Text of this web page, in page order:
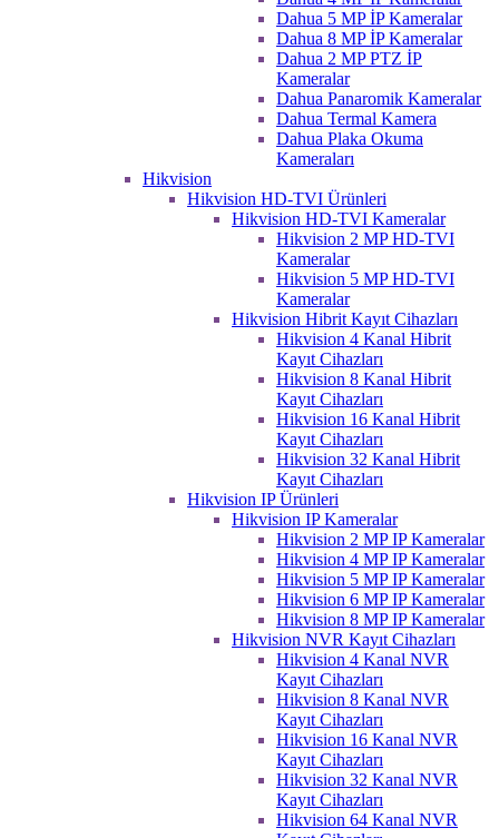
Dahua 5 MP İP Kameralar
Dahua 8 MP İP Kameralar
Dahua 2 MP PTZ İP
Kameralar
Dahua Panaromik Kameralar
Dahua Termal Kamera
Dahua Plaka Okuma
Kameraları
Hikvision
Hikvision HD-TVI Ürünleri
Hikvision HD-TVI Kameralar
Hikvision 2 MP HD-TVI
Kameralar
Hikvision 5 MP HD-TVI
Kameralar
Hikvision Hibrit Kayıt Cihazları
Hikvision 4 Kanal Hibrit
Kayıt Cihazları
Hikvision 8 Kanal Hibrit
Kayıt Cihazları
Hikvision 16 Kanal Hibrit
Kayıt Cihazları
Hikvision 32 Kanal Hibrit
Kayıt Cihazları
Hikvision IP Ürünleri
Hikvision IP Kameralar
Hikvision 2 MP IP Kameralar
Hikvision 4 MP IP Kameralar
Hikvision 5 MP IP Kameralar
Hikvision 6 MP IP Kameralar
Hikvision 8 MP IP Kameralar
Hikvision NVR Kayıt Cihazları
Hikvision 4 Kanal NVR
Kayıt Cihazları
Hikvision 8 Kanal NVR
Kayıt Cihazları
Hikvision 16 Kanal NVR
Kayıt Cihazları
Hikvision 32 Kanal NVR
Kayıt Cihazları
Hikvision 64 Kanal NVR